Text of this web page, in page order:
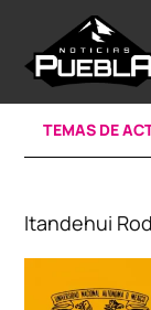
content
TEMAS DE
Itandehui